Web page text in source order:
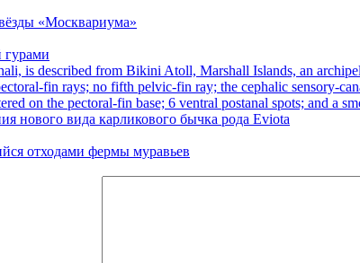
«Москвариума»
гурами
нового вида карликового бычка рода Eviota
отходами фермы муравьев